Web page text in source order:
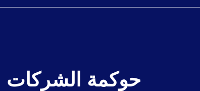
حوكمة الشركات